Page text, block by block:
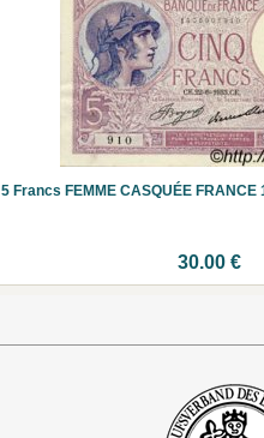
5 Francs FEMME CASQUÉE FRANCE
30.00 €